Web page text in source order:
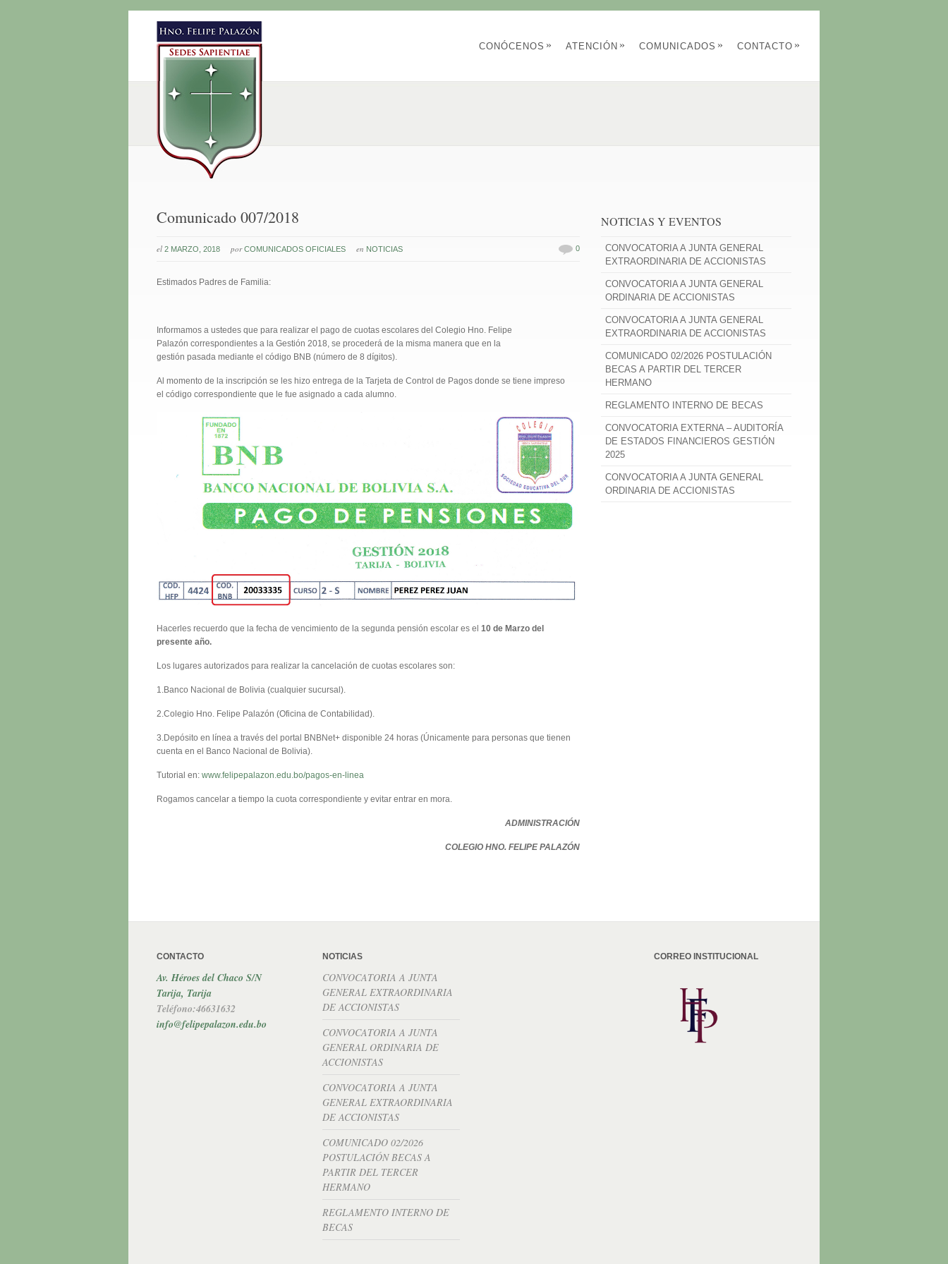
CONÓCENOS » ATENCIÓN » COMUNICADOS » CONTACTO »
Comunicado 007/2018
el 2 MARZO, 2018 por COMUNICADOS OFICIALES en NOTICIAS 0
Estimados Padres de Familia:
Informamos a ustedes que para realizar el pago de cuotas escolares del Colegio Hno. Felipe
Palazón correspondientes a la Gestión 2018, se procederá de la misma manera que en la
gestión pasada mediante el código BNB (número de 8 dígitos).
Al momento de la inscripción se les hizo entrega de la Tarjeta de Control de Pagos donde se tiene impreso
el código correspondiente que le fue asignado a cada alumno.
Hacerles recuerdo que la fecha de vencimiento de la segunda pensión escolar es el 10 de Marzo del
presente año.
Los lugares autorizados para realizar la cancelación de cuotas escolares son:
1.Banco Nacional de Bolivia (cualquier sucursal).
2.Colegio Hno. Felipe Palazón (Oficina de Contabilidad).
3.Depósito en línea a través del portal BNBNet+ disponible 24 horas (Únicamente para personas que tienen
cuenta en el Banco Nacional de Bolivia).
Tutorial en: www.felipepalazon.edu.bo/pagos-en-linea
Rogamos cancelar a tiempo la cuota correspondiente y evitar entrar en mora.
ADMINISTRACIÓN
COLEGIO HNO. FELIPE PALAZÓN
NOTICIAS Y EVENTOS
CONVOCATORIA A JUNTA GENERAL
EXTRAORDINARIA DE ACCIONISTAS
CONVOCATORIA A JUNTA GENERAL
ORDINARIA DE ACCIONISTAS
CONVOCATORIA A JUNTA GENERAL
EXTRAORDINARIA DE ACCIONISTAS
COMUNICADO 02/2026 POSTULACIÓN
BECAS A PARTIR DEL TERCER
HERMANO
REGLAMENTO INTERNO DE BECAS
CONVOCATORIA EXTERNA – AUDITORÍA
DE ESTADOS FINANCIEROS GESTIÓN
2025
CONVOCATORIA A JUNTA GENERAL
ORDINARIA DE ACCIONISTAS
CONTACTO
Av. Héroes del Chaco S/N
Tarija, Tarija
Teléfono:46631632
info@felipepalazon.edu.bo
NOTICIAS
CONVOCATORIA A JUNTA
GENERAL EXTRAORDINARIA
DE ACCIONISTAS
CONVOCATORIA A JUNTA
GENERAL ORDINARIA DE
ACCIONISTAS
CONVOCATORIA A JUNTA
GENERAL EXTRAORDINARIA
DE ACCIONISTAS
COMUNICADO 02/2026
POSTULACIÓN BECAS A
PARTIR DEL TERCER
HERMANO
REGLAMENTO INTERNO DE
BECAS
CORREO INSTITUCIONAL